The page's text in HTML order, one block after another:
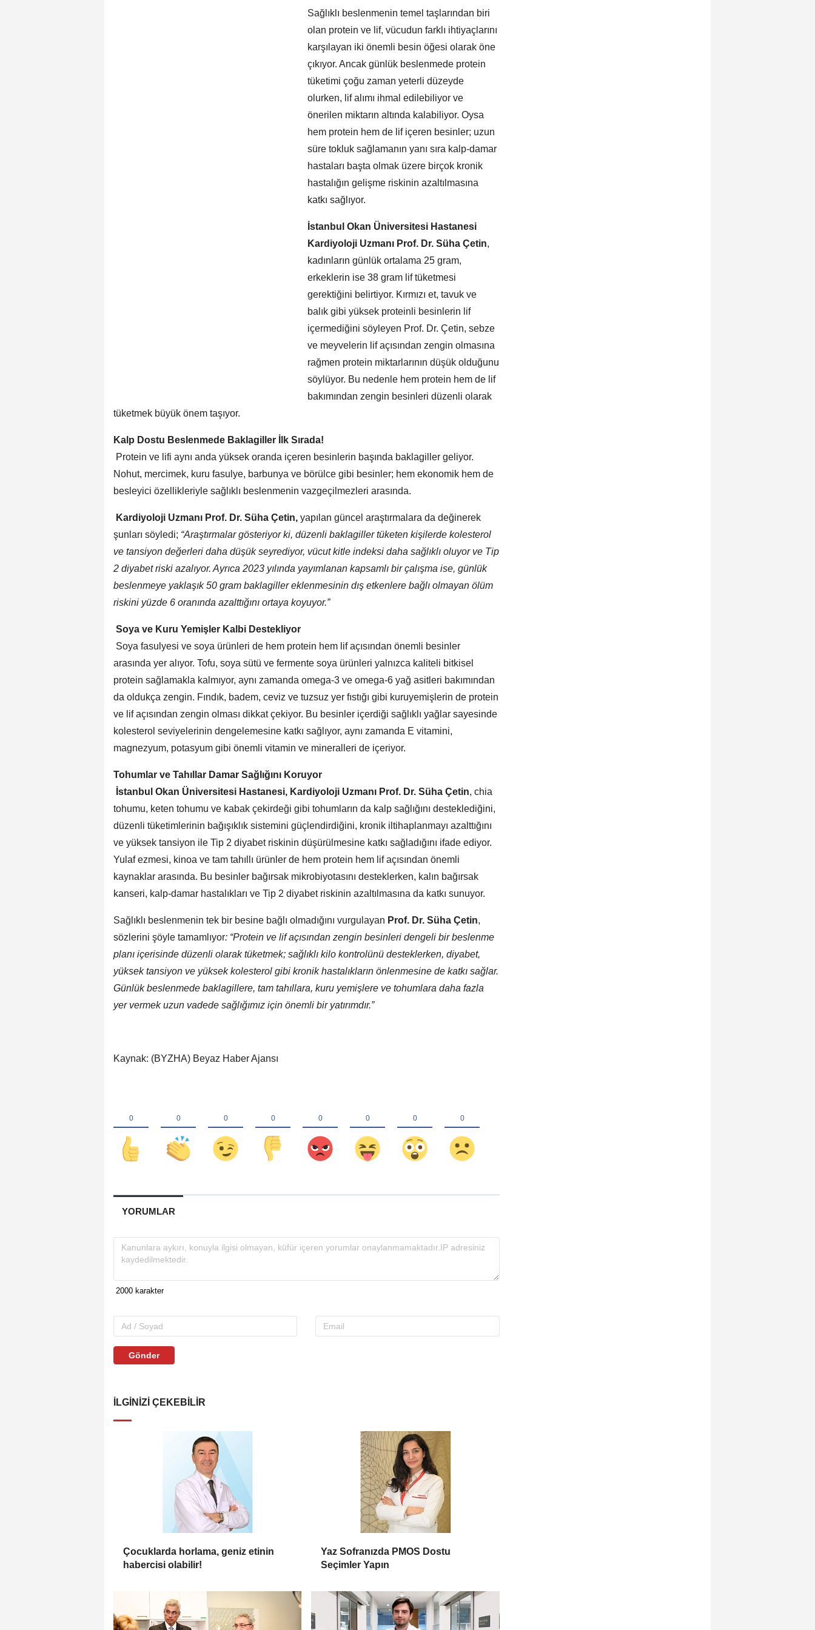
Sağlıklı beslenmenin temel taşlarından biri
olan protein ve lif, vücudun farklı ihtiyaçlarını
karşılayan iki önemli besin öğesi olarak öne
çıkıyor. Ancak günlük beslenmede protein
tüketimi çoğu zaman yeterli düzeyde
olurken, lif alımı ihmal edilebiliyor ve
önerilen miktarın altında kalabiliyor. Oysa
hem protein hem de lif içeren besinler; uzun
süre tokluk sağlamanın yanı sıra kalp-damar
hastaları başta olmak üzere birçok kronik
hastalığın gelişme riskinin azaltılmasına
katkı sağlıyor.
İstanbul Okan Üniversitesi Hastanesi
Kardiyoloji Uzmanı Prof. Dr. Süha Çetin,
kadınların günlük ortalama 25 gram,
erkeklerin ise 38 gram lif tüketmesi
gerektiğini belirtiyor. Kırmızı et, tavuk ve
balık gibi yüksek proteinli besinlerin lif
içermediğini söyleyen Prof. Dr. Çetin, sebze
ve meyvelerin lif açısından zengin olmasına
rağmen protein miktarlarının düşük olduğunu
söylüyor. Bu nedenle hem protein hem de lif
bakımından zengin besinleri düzenli olarak
tüketmek büyük önem taşıyor.
Kalp Dostu Beslenmede Baklagiller İlk Sırada!
Protein ve lifi aynı anda yüksek oranda içeren besinlerin başında baklagiller geliyor.
Nohut, mercimek, kuru fasulye, barbunya ve börülce gibi besinler; hem ekonomik hem de
besleyici özellikleriyle sağlıklı beslenmenin vazgeçilmezleri arasında.
Kardiyoloji Uzmanı Prof. Dr. Süha Çetin, yapılan güncel araştırmalara da değinerek
şunları söyledi; “Araştırmalar gösteriyor ki, düzenli baklagiller tüketen kişilerde kolesterol
ve tansiyon değerleri daha düşük seyrediyor, vücut kitle indeksi daha sağlıklı oluyor ve Tip
2 diyabet riski azalıyor. Ayrıca 2023 yılında yayımlanan kapsamlı bir çalışma ise, günlük
beslenmeye yaklaşık 50 gram baklagiller eklenmesinin dış etkenlere bağlı olmayan ölüm
riskini yüzde 6 oranında azalttığını ortaya koyuyor.”
Soya ve Kuru Yemişler Kalbi Destekliyor
Soya fasulyesi ve soya ürünleri de hem protein hem lif açısından önemli besinler
arasında yer alıyor. Tofu, soya sütü ve fermente soya ürünleri yalnızca kaliteli bitkisel
protein sağlamakla kalmıyor, aynı zamanda omega-3 ve omega-6 yağ asitleri bakımından
da oldukça zengin. Fındık, badem, ceviz ve tuzsuz yer fıstığı gibi kuruyemişlerin de protein
ve lif açısından zengin olması dikkat çekiyor. Bu besinler içerdiği sağlıklı yağlar sayesinde
kolesterol seviyelerinin dengelemesine katkı sağlıyor, aynı zamanda E vitamini,
magnezyum, potasyum gibi önemli vitamin ve mineralleri de içeriyor.
Tohumlar ve Tahıllar Damar Sağlığını Koruyor
İstanbul Okan Üniversitesi Hastanesi, Kardiyoloji Uzmanı Prof. Dr. Süha Çetin, chia
tohumu, keten tohumu ve kabak çekirdeği gibi tohumların da kalp sağlığını desteklediğini,
düzenli tüketimlerinin bağışıklık sistemini güçlendirdiğini, kronik iltihaplanmayı azalttığını
ve yüksek tansiyon ile Tip 2 diyabet riskinin düşürülmesine katkı sağladığını ifade ediyor.
Yulaf ezmesi, kinoa ve tam tahıllı ürünler de hem protein hem lif açısından önemli
kaynaklar arasında. Bu besinler bağırsak mikrobiyotasını desteklerken, kalın bağırsak
kanseri, kalp-damar hastalıkları ve Tip 2 diyabet riskinin azaltılmasına da katkı sunuyor.
Sağlıklı beslenmenin tek bir besine bağlı olmadığını vurgulayan Prof. Dr. Süha Çetin,
sözlerini şöyle tamamlıyor: “Protein ve lif açısından zengin besinleri dengeli bir beslenme
planı içerisinde düzenli olarak tüketmek; sağlıklı kilo kontrolünü desteklerken, diyabet,
yüksek tansiyon ve yüksek kolesterol gibi kronik hastalıkların önlenmesine de katkı sağlar.
Günlük beslenmede baklagillere, tam tahıllara, kuru yemişlere ve tohumlara daha fazla
yer vermek uzun vadede sağlığımız için önemli bir yatırımdır.”
Kaynak: (BYZHA) Beyaz Haber Ajansı
YORUMLAR
Gönder
İLGINIZI ÇEKEBILIR
Çocuklarda horlama, geniz etinin
habercisi olabilir!
Yaz Sofranızda PMOS Dostu
Seçimler Yapın